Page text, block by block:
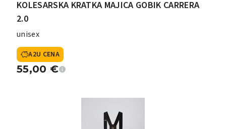
KOLESARSKA KRATKA MAJICA GOBIK CARRERA
2.0
unisex
A2U CENA
55,00 €